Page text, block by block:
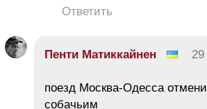
Ответить
Пенти Матиккайнен
поезд Москва-Одесса
собачьим